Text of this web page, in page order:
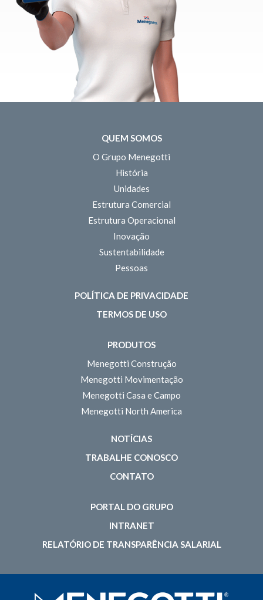
QUEM SOMOS
O Grupo Menegotti
História
Unidades
Estrutura Comercial
Estrutura Operacional
Inovação
Sustentabilidade
Pessoas
POLÍTICA DE PRIVACIDADE
TERMOS DE USO
PRODUTOS
Menegotti Construção
Menegotti Movimentação
Menegotti Casa e Campo
Menegotti North America
NOTÍCIAS
TRABALHE CONOSCO
CONTATO
PORTAL DO GRUPO
INTRANET
RELATÓRIO DE TRANSPARÊNCIA SALARIAL